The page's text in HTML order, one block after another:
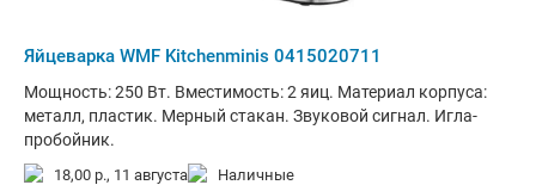
Яйцеварка WMF Kitchenminis 0415020711
Мощность: 250 Вт. Вместимость: 2 яиц. Материал корпуса:
металл, пластик. Мерный стакан. Звуковой сигнал. Игла-
пробойник.
18,00 р., 11 августа наличные